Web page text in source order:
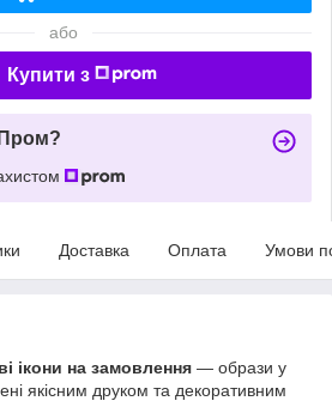
або
Купити з
Доставка Оплата Умови
ікони на замовлення — образи у
якісним друком та декоративним